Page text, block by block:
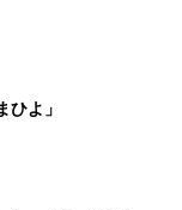
！
付いてました。そ
よ」